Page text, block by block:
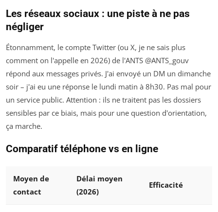
Les réseaux sociaux : une piste à ne pas
négliger
Étonnamment, le compte Twitter (ou X, je ne sais plus
comment on l'appelle en 2026) de l'ANTS @ANTS_gouv
répond aux messages privés. J'ai envoyé un DM un dimanche
soir – j'ai eu une réponse le lundi matin à 8h30. Pas mal pour
un service public. Attention : ils ne traitent pas les dossiers
sensibles par ce biais, mais pour une question d'orientation,
ça marche.
Comparatif téléphone vs en ligne
Moyen de
contact
Délai moyen
(2026)
Efficacité